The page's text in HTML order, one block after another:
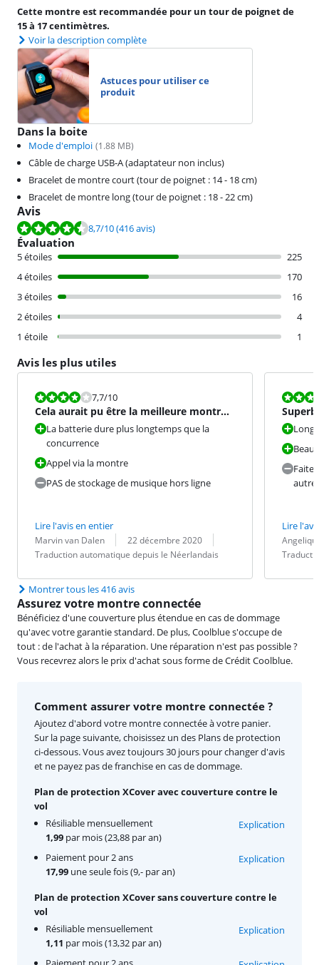
Cette montre est recommandée pour un tour de poignet de
15 à 17 centimètres.
Voir la description complète
Astuces pour utiliser ce
produit
Dans la boite
Mode d'emploi (1.88 MB)
Câble de charge USB-A (adaptateur non inclus)
Bracelet de montre court (tour de poignet : 14 - 18 cm)
Bracelet de montre long (tour de poignet : 18 - 22 cm)
Avis
La note est de 8,7 sur 10, basée sur 416 avis.
8,7/10(416 avis)
Évaluation
5 étoiles
225
4 étoiles
170
3 étoiles
16
2 étoiles
4
1 étoile
1
Avis les plus utiles
La note est 7,7 sur 10.
7,7/10
Cela aurait pu être la meilleure montre
connectée, mais héla
La batterie dure plus longtemps que la
concurrence
Appel via la montre
PAS de stockage de musique hors ligne
Lire l'avis en entier
Évaluation par :
Marvin van Dalen
Date : 22 décembre 2020
Traduction :
Traduction automatique depuis le Néerlandais
La note est
Beau
autre
Lire
Évaluation
Date :
Traduction :
Montrer tous les 416 avis
Assurez votre montre connectée
Bénéficiez d'une couverture plus étendue en cas de dommage
qu'avec votre garantie standard. De plus, Coolblue s'occupe de
tout : de l'achat à la réparation. Une réparation n'est pas possible ?
Vous recevrez alors le prix d'achat sous forme de Crédit Coolblue.
Comment assurer votre montre connectée ?
Ajoutez d'abord votre montre connectée à votre panier.
Sur la page suivante, choisissez un des Plans de protection
ci-dessous. Vous avez toujours 30 jours pour changer d'avis
et ne payez pas de franchise en cas de dommage.
Plan de protection XCover avec couverture contre le
vol
Résiliable mensuellement
1,99 par mois (23,88 par an)
Explication
Paiement pour 2 ans
17,99 une seule fois (9,- par an)
Explication
Plan de protection XCover sans couverture contre le
vol
Résiliable mensuellement
1,11 par mois (13,32 par an)
Explication